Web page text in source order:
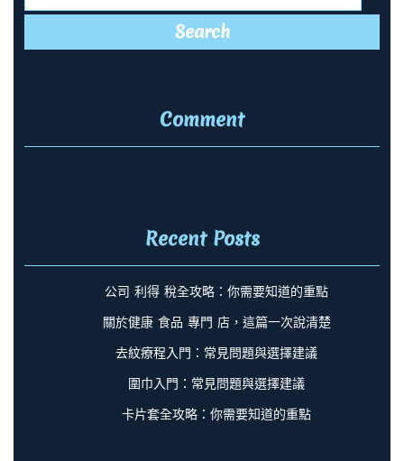
Comment
Recent Posts
公司 利得 稅全攻略：你需要知道的重點
關於健康 食品 專門 店，這篇一次說清楚
去紋療程入門：常見問題與選擇建議
圍巾入門：常見問題與選擇建議
卡片套全攻略：你需要知道的重點